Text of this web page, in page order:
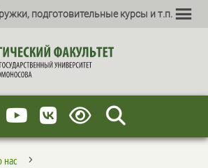
подготовительные курсы и т.п.
5